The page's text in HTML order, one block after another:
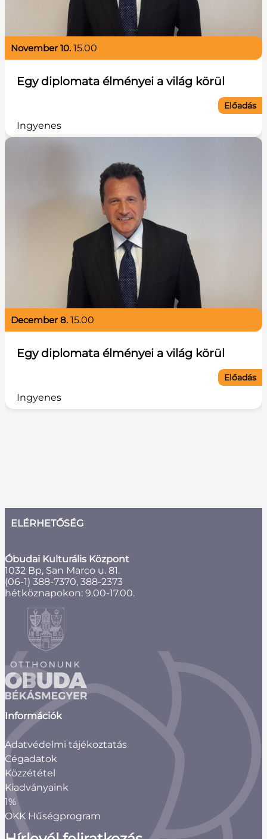
Egy diplomata élményei a világ körül
november 10. 15.00
Ingyenes
Előadás
Egy diplomata élményei a világ körül
december 8. 15.00
Ingyenes
Előadás
ELÉRHETŐSÉG
Óbudai Kulturális Központ
1032 Bp, San Marco u. 81.
(06-1) 388-7370, 388-2373
hétköznapokon: 9.00-17.00.
Információk
Adatvédelmi tájékoztatás
Cégadatok
Közzététel
Kiadványaink
1%
OKK Hűségprogram